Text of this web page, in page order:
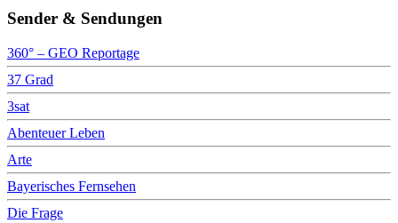
Sender & Sendungen
360° – GEO Reportage
37 Grad
3sat
Abenteuer Leben
Arte
Bayerisches Fernsehen
Die Frage